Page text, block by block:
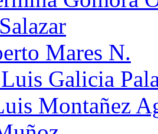
Mares N.
Galicia
Montañez